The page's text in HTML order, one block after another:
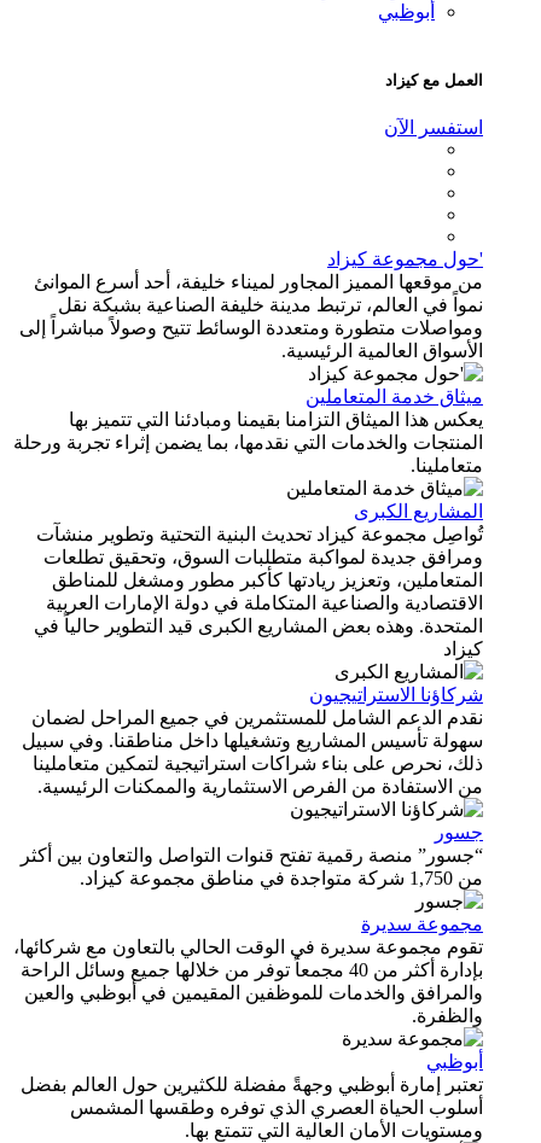
أبوظبي
العمل مع كيزاد
استفسر الآن
'حول مجموعة كيزاد
من موقعها المميز المجاور لميناء خليفة، أحد أسرع الموانئ
نمواً في العالم، ترتبط مدينة خليفة الصناعية بشبكة نقل
ومواصلات متطورة ومتعددة الوسائط تتيح وصولاً مباشراً إلى
الأسواق العالمية الرئيسية.
ميثاق خدمة المتعاملين
يعكس هذا الميثاق التزامنا بقيمنا ومبادئنا التي تتميز بها
المنتجات والخدمات التي نقدمها، بما يضمن إثراء تجربة ورحلة
متعاملينا.
المشاريع الكبرى
تُواصِل مجموعة كيزاد تحديث البنية التحتية وتطوير منشآت
ومرافق جديدة لمواكبة متطلبات السوق، وتحقيق تطلعات
المتعاملين، وتعزيز ريادتها كأكبر مطور ومشغل للمناطق
الاقتصادية والصناعية المتكاملة في دولة الإمارات العربية
المتحدة. وهذه بعض المشاريع الكبرى قيد التطوير حالياً في
كيزاد
شركاؤنا الاستراتيجيون
نقدم الدعم الشامل للمستثمرين في جميع المراحل لضمان
سهولة تأسيس المشاريع وتشغيلها داخل مناطقنا. وفي سبيل
ذلك، نحرص على بناء شراكات استراتيجية لتمكين متعاملينا
من الاستفادة من الفرص الاستثمارية والممكنات الرئيسية.
جسور
“جسور” منصة رقمية تفتح قنوات التواصل والتعاون بين أكثر
من 1,750 شركة متواجدة في مناطق مجموعة كيزاد.
مجموعة سديرة
تقوم مجموعة سديرة في الوقت الحالي بالتعاون مع شركائها،
بإدارة أكثر من 40 مجمعاً توفر من خلالها جميع وسائل الراحة
والمرافق والخدمات للموظفين المقيمين في أبوظبي والعين
والظفرة.
أبوظبي
تعتبر إمارة أبوظبي وجهةً مفضلة للكثيرين حول العالم بفضل
أسلوب الحياة العصري الذي توفره وطقسها المشمس
ومستويات الأمان العالية التي تتمتع بها.